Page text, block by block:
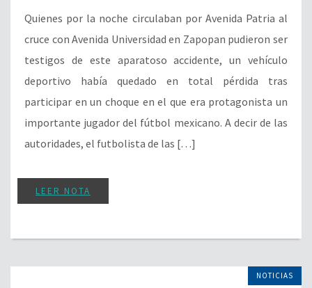
Quienes por la noche circulaban por Avenida Patria al
cruce con Avenida Universidad en Zapopan pudieron ser
testigos de este aparatoso accidente, un vehículo
deportivo había quedado en total pérdida tras
participar en un choque en el que era protagonista un
importante jugador del fútbol mexicano. A decir de las
autoridades, el futbolista de las […]
LEER NOTA
NOTICIAS